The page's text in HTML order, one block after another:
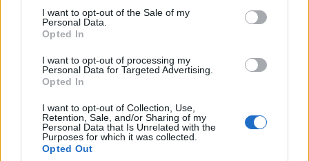
services and may gather and store information including but
not limited to your visit or usage behaviour. You may click to
grant or deny consent to Google and its third-party tags to
consent section.
I want to opt-out of the Sale of my
Personal Data.
Opted In
I want to opt-out of processing my
Personal Data for Targeted Advertising.
Opted In
I want to opt-out of Collection, Use,
Retention, Sale, and/or Sharing of my
Personal Data that Is Unrelated with the
Purposes for which it was collected.
Opted Out
Investieren24
UK